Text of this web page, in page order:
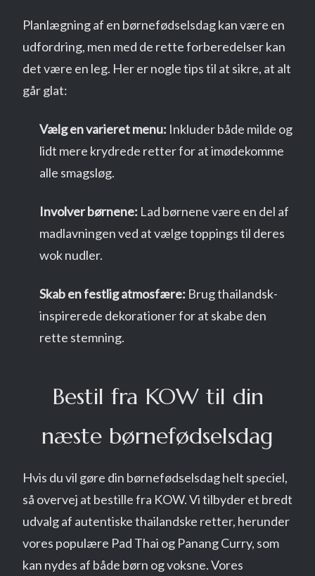
Planlægning af en børnefødselsdag kan være en
udfordring, men med de rette forberedelser kan
det være en leg. Her er nogle tips til at sikre, at alt
går glat:
Vælg en varieret menu: Inkluder både milde og
lidt mere krydrede retter for at imødekomme
alle smagsløg.
Involver børnene: Lad børnene være en del af
madlavningen ved at vælge toppings til deres
wok nudler.
Skab en festlig atmosfære: Brug thailandsk-
inspirerede dekorationer for at skabe den
rette stemning.
Bestil fra KOW til din
næste børnefødselsdag
Hvis du vil gøre din børnefødselsdag helt speciel,
så overvej at bestille fra KOW. Vi tilbyder et bredt
udvalg af autentiske thailandske retter, herunder
vores populære Pad Thai og Panang Curry, som
kan nydes af både børn og voksne. Vores